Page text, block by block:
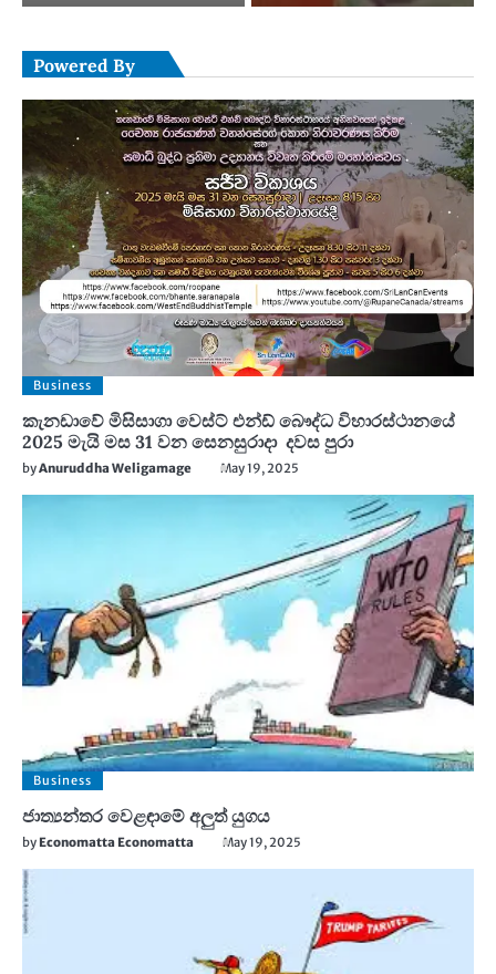
Powered By
Business
කැනඩාවේ මිසිසාගා වෙස්ට් එන්ඩ් බෞද්ධ විහාරස්ථානයේ
2025 මැයි මස 31 වන සෙනසුරාදා දවස පුරා
byAnuruddha Weligamage May 19, 2025
Business
ජාත්‍යන්තර වෙළඳාමේ අලුත් යුගය
by Economatta Economatta May 19, 2025